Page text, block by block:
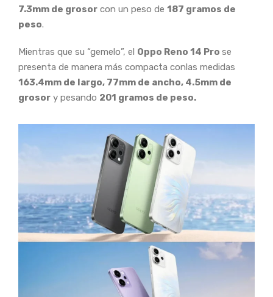
7.3mm de grosor con un peso de 187 gramos de
peso.
Mientras que su “gemelo”, el Oppo Reno 14 Pro se
presenta de manera más compacta conlas medidas
163.4mm de largo, 77mm de ancho, 4.5mm de
grosor y pesando 201 gramos de peso.